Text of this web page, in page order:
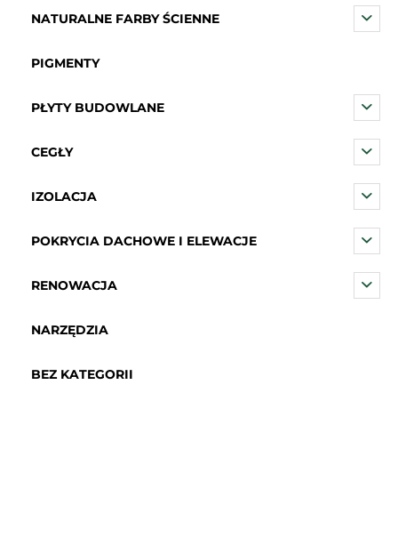
NATURALNE FARBY ŚCIENNE
PIGMENTY
PŁYTY BUDOWLANE
CEGŁY
IZOLACJA
POKRYCIA DACHOWE I ELEWACJE
RENOWACJA
NARZĘDZIA
BEZ KATEGORII